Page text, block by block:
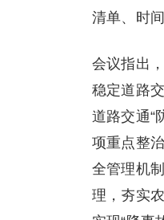
清单、时
会议指出
稳定道路
道路交通“
项重点整
全管理机
理，夯实